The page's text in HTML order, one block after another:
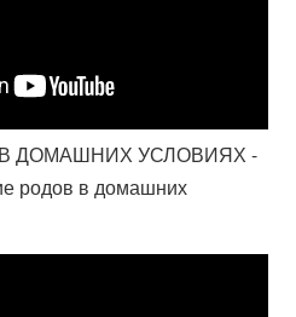
ДОМАШНИХ УСЛОВИЯХ -
родов в домашних